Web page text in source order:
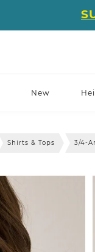
New
Shirts & Tops 3/4-